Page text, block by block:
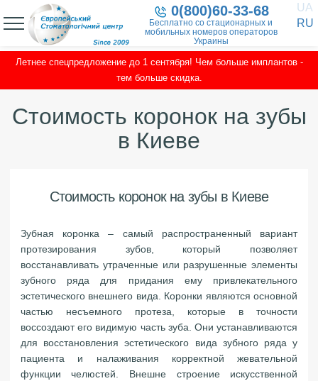
0(800)60-33-68
Бесплатно со стационарных и
мобильных номеров операторов
Украины
UA
RU
Летнее спецпредложение до 1 сентября! Чем больше имплантов -
тем больше скидка.
Стоимость коронок на зубы
в Киеве
Стоимость коронок на зубы в Киеве
Зубная коронка – самый распространенный вариант
протезирования зубов, который позволяет
восстанавливать утраченные или разрушенные элементы
зубного ряда для придания ему привлекательного
эстетического внешнего вида. Коронки являются основной
частью несъемного протеза, которые в точности
воссоздают его видимую часть зуба. Они устанавливаются
для восстановления эстетического вида зубного ряда у
пациента и налаживания корректной жевательной
функции челюстей. Внешне строение искусственной